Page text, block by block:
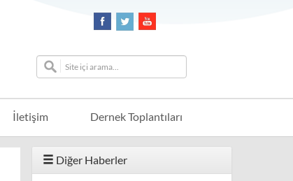
İletişim Dernek Toplantıları
Diğer Haberler